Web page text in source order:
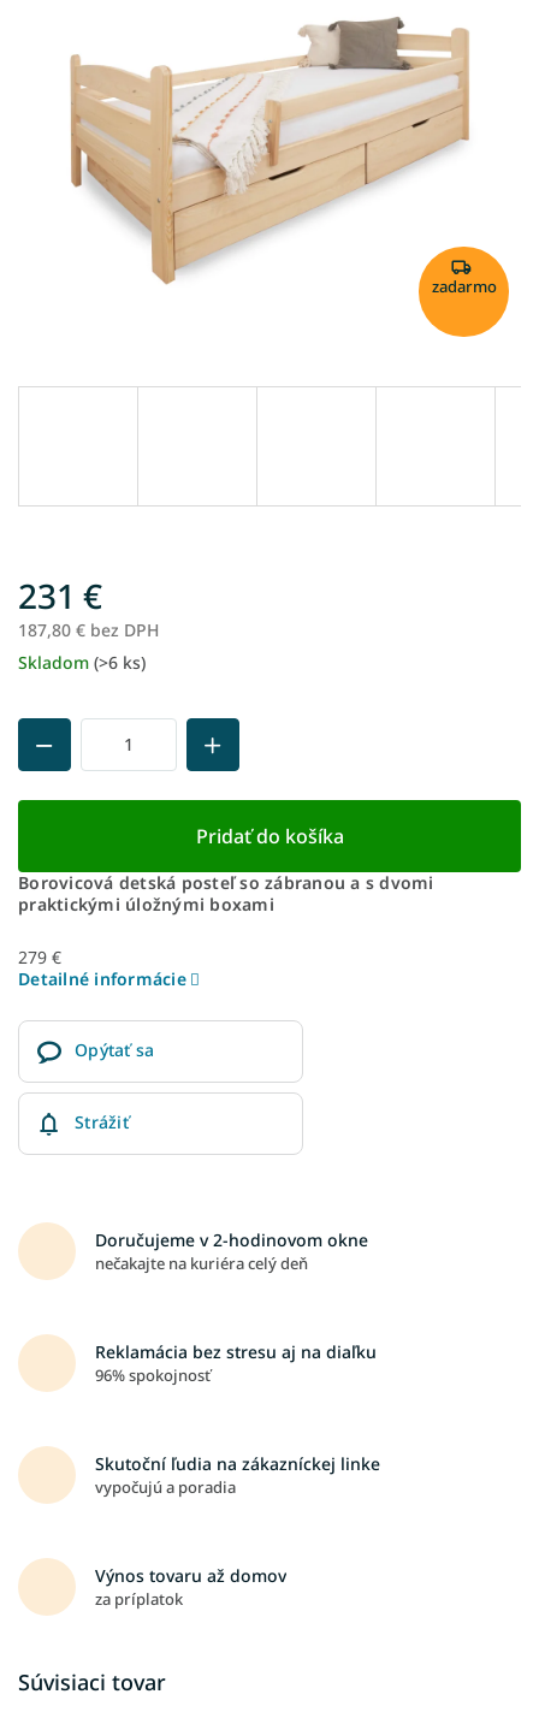
zadarmo
231 €
187,80 € bez DPH
Jednotková
Skladom (>6 ks)
Pridať do košíka
Borovicová detská posteľ so zábranou a s dvomi
praktickými úložnými boxami
279 €
Detailné informácie
Opýtať sa
Strážiť
Doručujeme v 2-hodinovom okne
nečakajte na kuriéra celý deň
Reklamácia bez stresu aj na diaľku
96% spokojnosť
Skutoční ľudia na zákazníckej linke
vypočujú a poradia
Výnos tovaru až domov
za príplatok
Súvisiaci tovar